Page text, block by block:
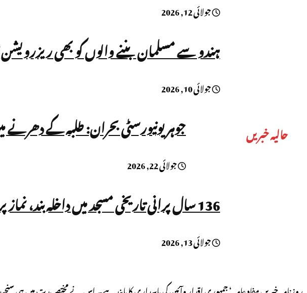
جولائی 12, 2026
ہندو سے مسلمان بننے والوں کو بھی
جولائی 10, 2026
حالیہ خبریں جوہر یونیورسٹی بحران: طلبہ کے
جولائی 22, 2026
136 سال پرانی تاریخی مسجد میں داخلہ بند، نماز پر بھی پابندی!
جولائی 13, 2026